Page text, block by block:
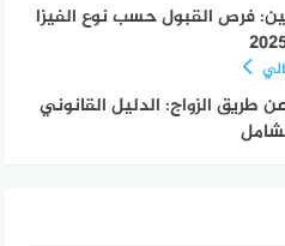
فرص القبول حسب نوع الفيزا
طريق الزواج: الدليل القانوني